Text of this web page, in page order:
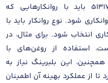
در خصوص روانکاری، بلبرینگ 51317 باید با روانکارهایی که
شود. نوع روانکار باید با
انتخاب شود. برای مثال، در
استفاده از روغن‌های با
این بلبرینگ نیاز به
تا از عملکرد بهینه آن اطمینان